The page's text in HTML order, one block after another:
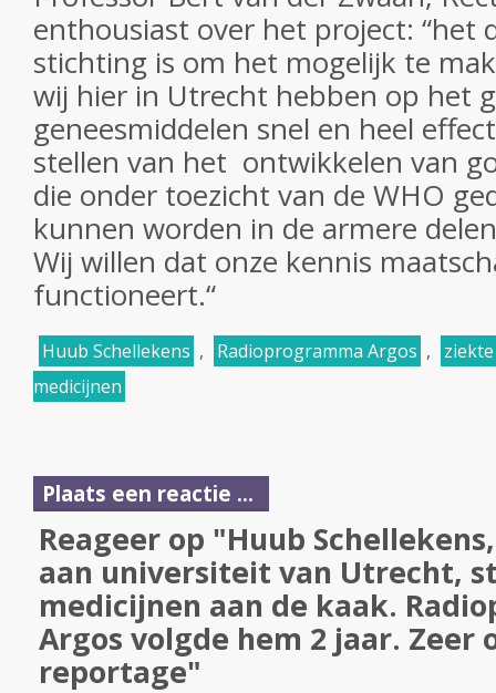
enthousiast over het project: “het
stichting is om het mogelijk te
wij hier in Utrecht hebben op het
geneesmiddelen snel en heel
stellen van het ontwikkelen van
die onder toezicht van de WHO
kunnen worden in de armere
Wij willen dat onze kennis
functioneert.“
Huub Schellekens , Radioprogramma Argos ,
medicijnen
Plaats een reactie ...
Reageer op "Huub
aan universiteit van Utrecht,
medicijnen aan de kaak.
Argos volgde hem 2 jaar. Zeer
reportage"